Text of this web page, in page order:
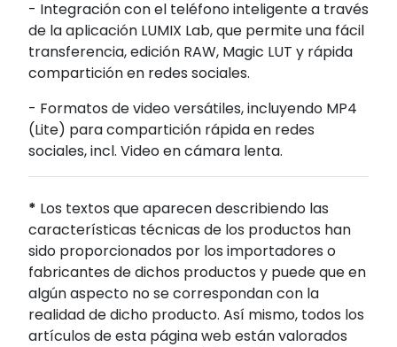
- Integración con el teléfono inteligente a través
de la aplicación LUMIX Lab, que permite una fácil
transferencia, edición RAW, Magic LUT y rápida
compartición en redes sociales.
- Formatos de video versátiles, incluyendo MP4
(Lite) para compartición rápida en redes
sociales, incl. Video en cámara lenta.
* Los textos que aparecen describiendo las
características técnicas de los productos han
sido proporcionados por los importadores o
fabricantes de dichos productos y puede que en
algún aspecto no se correspondan con la
realidad de dicho producto. Así mismo, todos los
artículos de esta página web están valorados